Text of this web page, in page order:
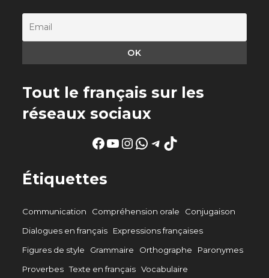
Tout le français sur les
réseaux sociaux
Facebook
YouTube
Instagram
WhatsApp
Telegram
TikTok
Étiquettes
Communication Compréhension orale
Conjugaison
Dialogues en français
Expressions françaises
Figures de style
Grammaire Orthographe
Paronymes
Proverbes Texte en français Vocabulaire